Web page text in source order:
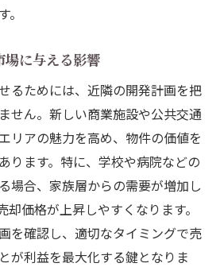
格動向分析
見極めるための定期調査
タを用いた価格設定の精度向
けるデータの活用法
に導くステップバイステップガ
却でも安心のステップバイステ
場に与える影響
るためには、近隣の開発計画を把
せん。新しい商業施設や公共交通
リアの魅力を高め、物件の価値を
ります。特に、学校や病院などの
場合、家族層からの需要が増加し
却価格が上昇しやすくなります。
を確認し、適切なタイミングで売
が利益を最大化する鍵となりま